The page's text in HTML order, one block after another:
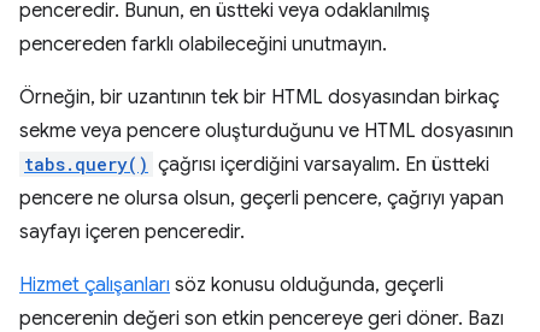
penceredir. Bunun, en üstteki veya odaklanılmış
pencereden farklı olabileceğini unutmayın.
Örneğin, bir uzantının tek bir HTML dosyasından birkaç
sekme veya pencere oluşturduğunu ve HTML dosyasının
tabs.query() çağrısı içerdiğini varsayalım. En üstteki
pencere ne olursa olsun, geçerli pencere, çağrıyı yapan
sayfayı içeren penceredir.
Hizmet çalışanları söz konusu olduğunda, geçerli
pencerenin değeri son etkin pencereye geri döner. Bazı